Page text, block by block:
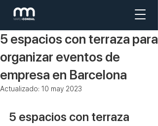
5 espacios con terraza para
organizar eventos de
empresa en Barcelona
Actualizado: 10 may 2023
5 espacios con terraza